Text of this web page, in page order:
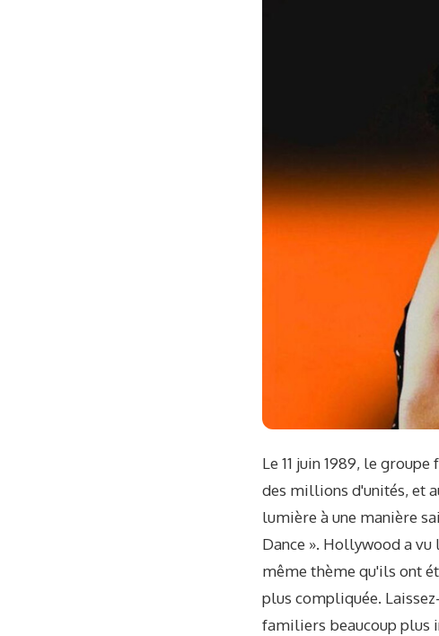
Le 11 juin 1989, le
des millions d'unités, et
lumière à une manière
Dance ». Hollywood a
même thème qu'ils ont
plus compliquée.
familiers beaucoup plus